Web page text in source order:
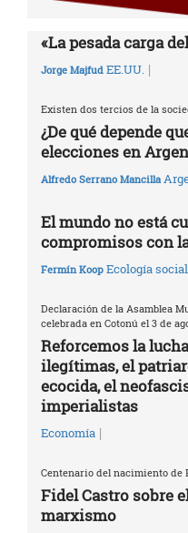
«La pesada carga
Jorge Majfud EE.UU. |
Existen dos tercios de la
¿De qué depende
elecciones en
Alfredo Serrano Mancilla
El mundo no está
compromisos con
Fermín Koop Ecología social
Declaración de la Asamblea
celebrada en Cotonú el 3 de
Reforcemos la
ilegítimas, el
ecocida, el
imperialistas
Economía |
Centenario del nacimiento de
Fidel Castro sobre
marxismo